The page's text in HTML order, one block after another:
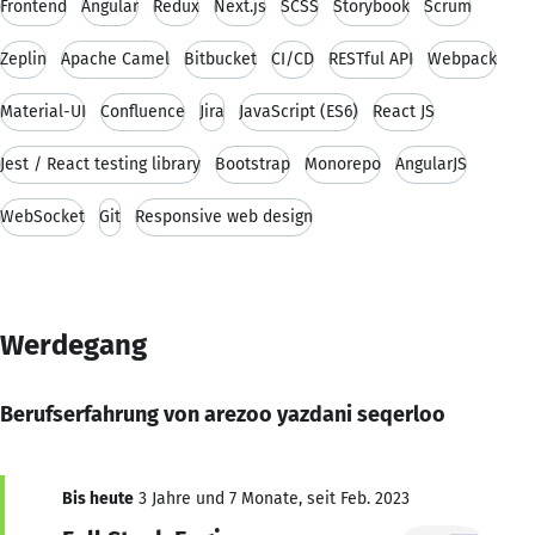
Frontend Angular Redux Next.js SCSS Storybook Scrum
Zeplin Apache Camel Bitbucket CI/CD RESTful API Webpack
Material-UI Confluence Jira JavaScript (ES6) React JS
Jest / React testing library Bootstrap Monorepo AngularJS
WebSocket Git Responsive web design
Werdegang
Berufserfahrung von arezoo yazdani seqerloo
Bis heute 3 Jahre und 7 Monate, seit Feb. 2023